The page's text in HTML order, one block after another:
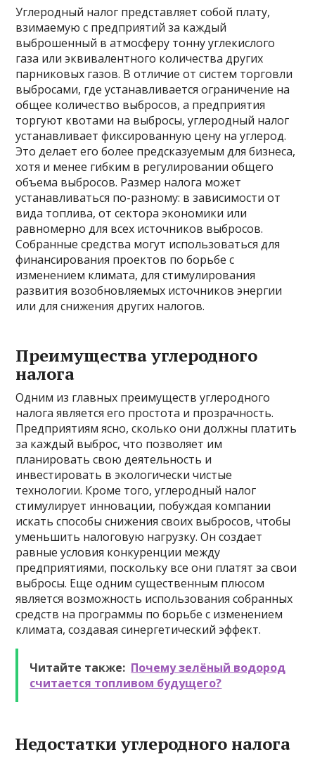
Углеродный налог представляет собой плату,
взимаемую с предприятий за каждый
выброшенный в атмосферу тонну углекислого
газа или эквивалентного количества других
парниковых газов. В отличие от систем торговли
выбросами, где устанавливается ограничение на
общее количество выбросов, а предприятия
торгуют квотами на выбросы, углеродный налог
устанавливает фиксированную цену на углерод.
Это делает его более предсказуемым для бизнеса,
хотя и менее гибким в регулировании общего
объема выбросов. Размер налога может
устанавливаться по-разному: в зависимости от
вида топлива, от сектора экономики или
равномерно для всех источников выбросов.
Собранные средства могут использоваться для
финансирования проектов по борьбе с
изменением климата, для стимулирования
развития возобновляемых источников энергии
или для снижения других налогов.
Преимущества углеродного
налога
Одним из главных преимуществ углеродного
налога является его простота и прозрачность.
Предприятиям ясно, сколько они должны платить
за каждый выброс, что позволяет им
планировать свою деятельность и
инвестировать в экологически чистые
технологии. Кроме того, углеродный налог
стимулирует инновации, побуждая компании
искать способы снижения своих выбросов, чтобы
уменьшить налоговую нагрузку. Он создает
равные условия конкуренции между
предприятиями, поскольку все они платят за свои
выбросы. Еще одним существенным плюсом
является возможность использования собранных
средств на программы по борьбе с изменением
климата, создавая синергетический эффект.
Читайте также: Почему зелёный водород
считается топливом будущего?
Недостатки углеродного налога